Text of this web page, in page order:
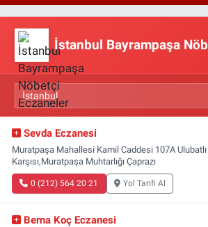
İstanbul Bayrampaşa
Sevda Eczanesi
Muratpaşa Mahallesi Kamil Caddesi 107A Ulubatlı
Karşısı,Muratpaşa Muhtarlığı Çaprazı
0 (212) 564 20 21 Yol Tarifi Al
Berna Koç Eczanesi